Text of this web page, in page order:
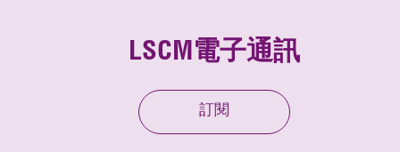
LSCM電子通訊
訂閱